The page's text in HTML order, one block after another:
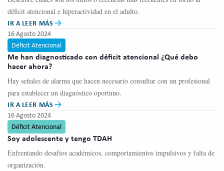
déficit atencional e hiperactividad en el adulto.
IR A LEER MÁS
16 Agosto 2024
Déficit Atencional
Me han diagnosticado con déficit atencional ¿Qué debo
hacer ahora?
Hay señales de alarma que hacen necesario consultar con un profesional
para establecer un diagnóstico oportuno.
IR A LEER MÁS
16 Agosto 2024
Déficit Atencional
Soy adolescente y tengo TDAH
Enfrentando desafíos académicos, comportamientos impulsivos y falta de
organización.